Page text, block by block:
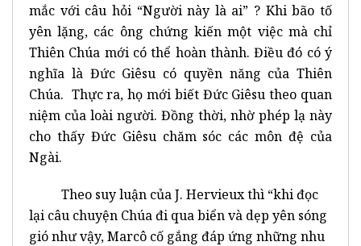
mắc với câu hỏi “Người này là ai” ? Khi bão tố
yên lặng, các ông chứng kiến một việc mà chỉ
Thiên Chúa mới có thể hoàn thành. Điều đó có ý
nghĩa là Đức Giêsu có quyền năng của Thiên
Chúa. Thực ra, họ mới biết Đức Giêsu theo quan
niệm của loài người. Đồng thời, nhờ phép lạ này
cho thấy Đức Giêsu chăm sóc các môn đệ của
Ngài.
Theo suy luận của J. Hervieux thì “khi đọc
lại câu chuyện Chúa đi qua biển và dẹp yên sóng
gió như vậy, Marcô cố gắng đáp ứng những nhu